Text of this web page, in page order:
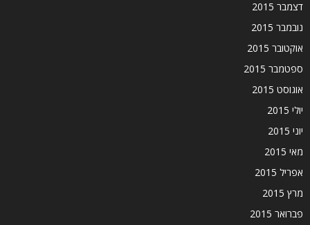
דצמבר 2015
נובמבר 2015
אוקטובר 2015
ספטמבר 2015
אוגוסט 2015
יולי 2015
יוני 2015
מאי 2015
אפריל 2015
מרץ 2015
פברואר 2015